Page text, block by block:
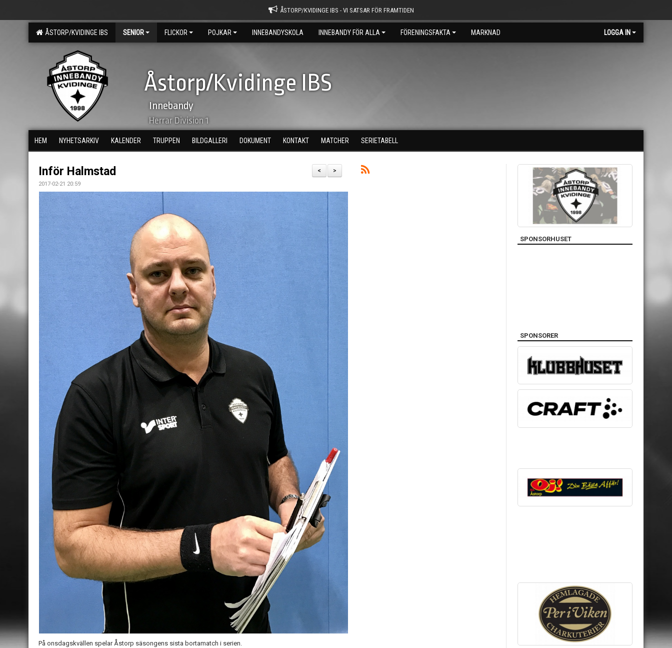
ÅSTORP/KVIDINGE IBS - VI SATSAR FÖR FRAMTIDEN
ÅSTORP/KVIDINGE IBS SENIOR FLICKOR POJKAR INNEBANDYSKOLA INNEBANDY FÖR ALLA FÖRENINGSFAKTA MARKNAD LOGGA IN
Åstorp/Kvidinge IBS
Innebandy
Herrar Division 1
HEM NYHETSARKIV KALENDER TRUPPEN BILDGALLERI DOKUMENT KONTAKT MATCHER SERIETABELL
>
<
Inför Halmstad
2017-02-21 20:59
På onsdagskvällen spelar Åstorp säsongens sista bortamatch i serien.
SPONSORHUSET
SPONSORER